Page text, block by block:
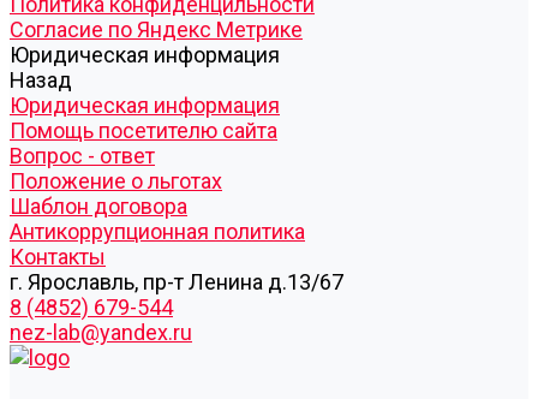
Согласие по Яндекс Метрике
Юридическая информация
Назад
Юридическая информация
Помощь посетителю сайта
Вопрос - ответ
Положение о льготах
Шаблон договора
Антикоррупционная политика
Контакты
г. Ярославль, пр-т Ленина д.13/67
8 (4852) 679-544
nez-lab@yandex.ru